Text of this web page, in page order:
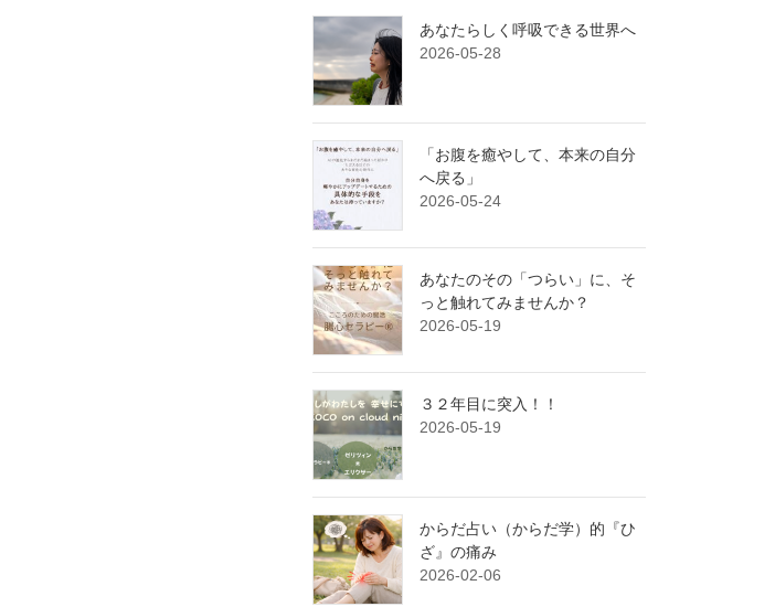
あなたらしく呼吸できる世界へ
2026-05-28
「お腹を癒やして、本来の自分
へ戻る」
2026-05-24
あなたのその「つらい」に、そ
っと触れてみませんか？
2026-05-19
３２年目に突入！！
2026-05-19
からだ占い（からだ学）的『ひ
ざ』の痛み
2026-02-06